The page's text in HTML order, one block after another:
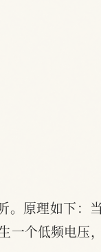
。原理如下：
一个低频电压